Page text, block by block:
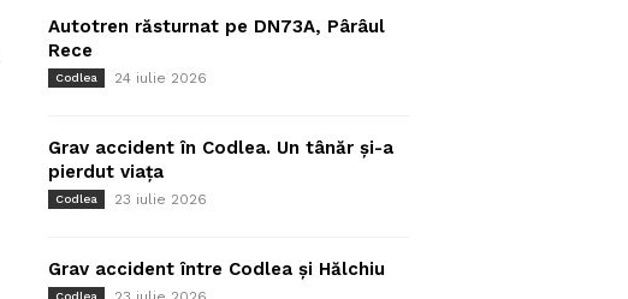
Autotren răsturnat pe DN73A, Pârâul
Rece
Codlea 24 iulie 2026
Grav accident în Codlea. Un tânăr și-a
pierdut viața
Codlea 23 iulie 2026
Grav accident între Codlea și Hălchiu
Codlea